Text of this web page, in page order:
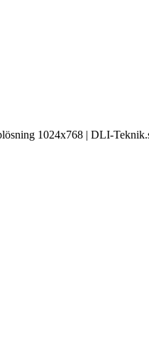
1024x768 | DLI-